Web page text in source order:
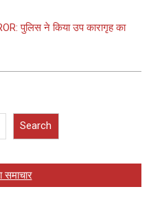
पुलिस ने किया उप कारागृह का
Search
समाचार